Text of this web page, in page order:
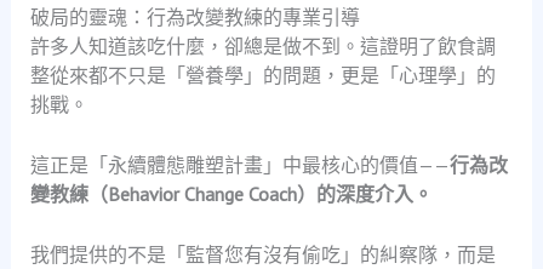
破局的靈魂：行為改變教練的專業引導
許多人知道該吃什麼，卻總是做不到。這證明了飲食調
整從來都不只是「營養學」的問題，更是「心理學」的
挑戰。
這正是「永續體態雕塑計畫」中最核心的價值——行為改
變教練（Behavior Change Coach）的深度介入。
我們提供的不是「監督您有沒有偷吃」的糾察隊，而是